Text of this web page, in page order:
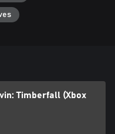
Timberfall (Xbox